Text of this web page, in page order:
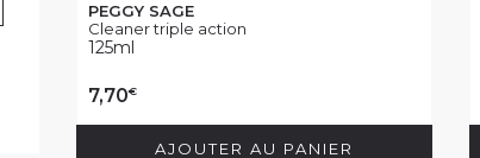
PEGGY SAGE
Cleaner triple action
125ml
7,70€
AJOUTER AU PANIER